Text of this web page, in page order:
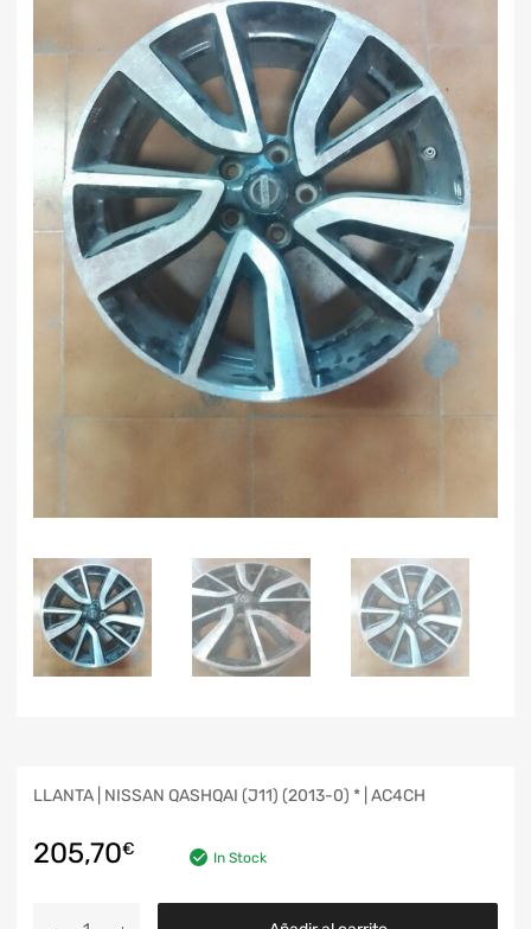
LLANTA | NISSAN QASHQAI (J11) (2013-0) * | AC4CH
205,70€ In Stock